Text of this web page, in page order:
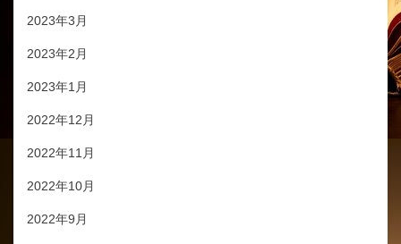
2023年3月
2023年2月
2023年1月
2022年12月
2022年11月
2022年10月
2022年9月